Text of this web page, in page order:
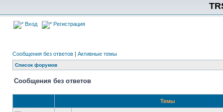
Вход Регистрация
Сообщения без ответов | Активные темы
Список форумов
Сообщения без ответов
Темы